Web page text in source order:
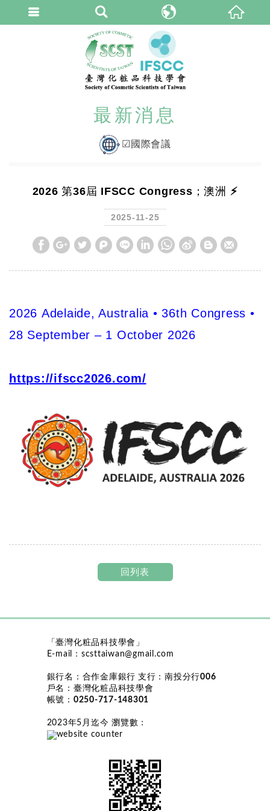
最新消息
☑國際會議
2026 第36屆 IFSCC Congress；澳洲 ⚡
2025-11-25
2026 Adelaide, Australia • 36th Congress •
28 September – 1 October 2026
https://ifscc2026.com/
回列表
「臺灣化粧品科技學會」
E-mail： scsttaiwan@gmail.com
銀行名： 合作金庫銀行 支行： 南投分行006
戶名： 臺灣化粧品科技學會
帳號： 0250-717-148301
2023年5月迄今 瀏覽數 ：
繁體中文